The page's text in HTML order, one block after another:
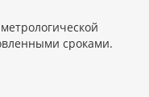
сроками.